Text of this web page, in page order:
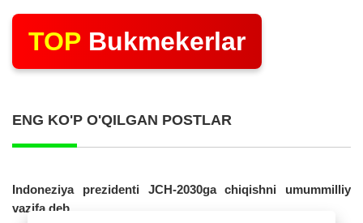
TOP Bukmekerlar
ENG KO'P O'QILGAN POSTLAR
Indoneziya prezidenti JCH-2030ga chiqishni umummilliy
vazifa deb...